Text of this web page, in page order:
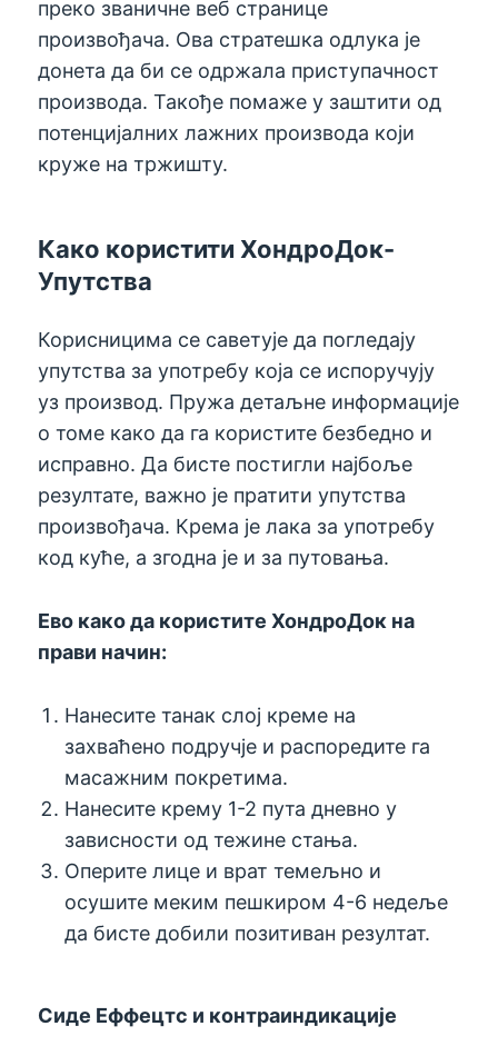
преко званичне веб странице
произвођача. Ова стратешка одлука је
донета да би се одржала приступачност
производа. Такође помаже у заштити од
потенцијалних лажних производа који
круже на тржишту.
Како користити ХондроДок-
Упутства
Корисницима се саветује да погледају
упутства за употребу која се испоручују
уз производ. Пружа детаљне информације
о томе како да га користите безбедно и
исправно. Да бисте постигли најбоље
резултате, важно је пратити упутства
произвођача. Крема је лака за употребу
код куће, а згодна је и за путовања.
Ево како да користите ХондроДок на
прави начин:
Нанесите танак слој креме на
захваћено подручје и распоредите га
масажним покретима.
Нанесите крему 1-2 пута дневно у
зависности од тежине стања.
Оперите лице и врат темељно и
осушите меким пешкиром 4-6 недеље
да бисте добили позитиван резултат.
Сиде Еффецтс и контраиндикације